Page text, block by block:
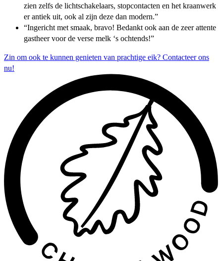
zien zelfs de lichtschakelaars, stopcontacten en het kraanwerk
er antiek uit, ook al zijn deze dan modern.”
“Ingericht met smaak, bravo! Bedankt ook aan de zeer attente
gastheer voor de verse melk ‘s ochtends!”
Zin om ook te kunnen genieten van prachtige eik? Contacteer ons
nu!